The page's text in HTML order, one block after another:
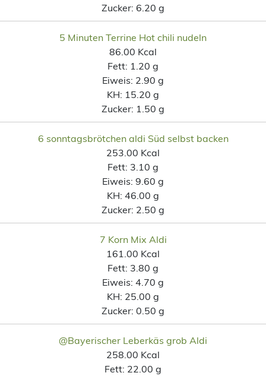
Zucker: 6.20 g
5 Minuten Terrine Hot chili nudeln
86.00 Kcal
Fett: 1.20 g
Eiweis: 2.90 g
KH: 15.20 g
Zucker: 1.50 g
6 sonntagsbrötchen aldi Süd selbst backen
253.00 Kcal
Fett: 3.10 g
Eiweis: 9.60 g
KH: 46.00 g
Zucker: 2.50 g
7 Korn Mix Aldi
161.00 Kcal
Fett: 3.80 g
Eiweis: 4.70 g
KH: 25.00 g
Zucker: 0.50 g
@Bayerischer Leberkäs grob Aldi
258.00 Kcal
Fett: 22.00 g